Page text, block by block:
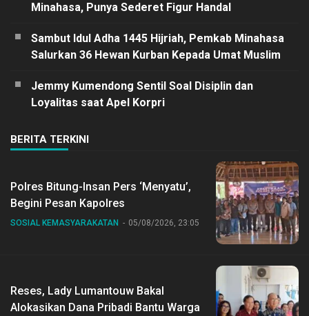
Minahasa, Punya Sederet Figur Handal
Sambut Idul Adha 1445 Hijriah, Pemkab Minahasa
Salurkan 36 Hewan Kurban Kepada Umat Muslim
Jemmy Kumendong Sentil Soal Disiplin dan
Loyalitas saat Apel Korpri
BERITA TERKINI
Polres Bitung-Insan Pers ‘Menyatu’,
Begini Pesan Kapolres
SOSIAL KEMASYARAKATAN 05/08/2026, 23:05
Reses, Lady Lumantouw Bakal
Alokasikan Dana Pribadi Bantu Warga